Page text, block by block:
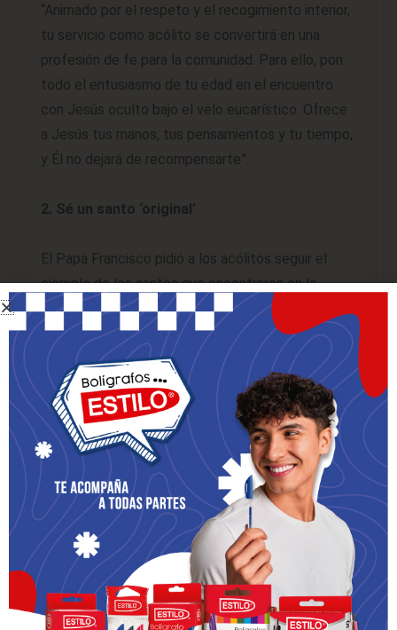
“Animado por el respeto y el recogimiento interior,
tu servicio como acólito se convertirá en una
profesión de fe para la comunidad. Para ello, pon
todo el entusiasmo de tu edad en el encuentro
con Jesús oculto bajo el velo eucarístico. Ofrece
a Jesús tus manos, tus pensamientos y tu tiempo,
y Él no dejará de recompensarte”.
2. Sé un santo ‘original’
El Papa Francisco pidió a los acólitos seguir el
ejemplo de los santos que encontraron en la
Eucaristía, como el santo Cura de Ars, el beato
Carlo Acutis y Alejandrina de Balazar, quien vivió 14
años alimentándose sólo de la Comunión. Recordó
que el propio beato Carlo Acutis observó que
“todos nacen como originales, pero muchos
mueren como fotocopias”.
“Debes descubrir quién eres y desarrollar tu
manera personal de ser santo,
independientemente de lo que digan y piensen los
demás. Convertirse en santo es llegar a ser más
plenamente tú mismo, el que Dios quiso soñar y
crear, no una fotocopia. Tu vida debe ser un